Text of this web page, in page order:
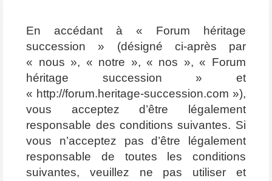
En accédant à « Forum héritage
succession » (désigné ci-après par
« nous », « notre », « nos », « Forum
héritage succession » et
« http://forum.heritage-succession.com »),
vous acceptez d’être légalement
responsable des conditions suivantes. Si
vous n’acceptez pas d’être légalement
responsable de toutes les conditions
suivantes, veuillez ne pas utiliser et